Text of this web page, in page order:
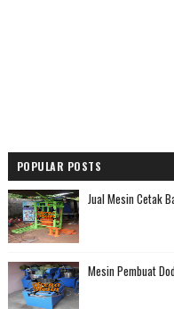
POPULAR POSTS
Jual Mesin Cetak
Mesin Pembuat